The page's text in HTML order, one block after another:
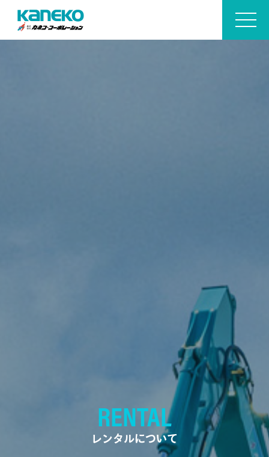
RENTAL
レンタルについて